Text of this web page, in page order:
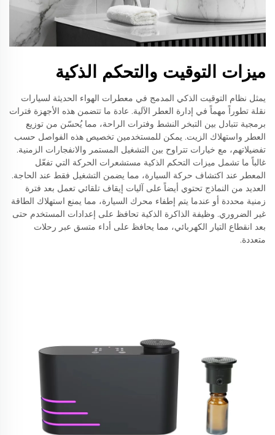
ميزات التوقيت والتحكم الذكية
يمثل نظام التوقيت الذكي المدمج في معطرات الهواء الحديثة لسيارات
نقلة تطوراً مهماً في إدارة العطر الآلية. عادة ما تتضمن هذه الأجهزة فترات
برمجية تتبادل بين التبخر النشط وفترات الراحة، مما يُحسّن من توزيع
العطر واستهلاك الزيت. يمكن للمستخدمين تخصيص هذه الفواصل حسب
تفضيلاتهم، مع خيارات تتراوح بين التشغيل المستمر والانفجارات الزمنية.
غالباً ما تشمل ميزات التحكم الذكية مستشعرات الحركة التي تفعّل
المعطر عند اكتشاف حركة السيارة، مما يضمن التشغيل فقط عند الحاجة.
العديد من النماذج تحتوي أيضاً على آليات إيقاف تلقائي تعمل بعد فترة
زمنية محددة أو عندما يتم إطفاء محرك السيارة، مما يمنع استهلاك الطاقة
غير الضروري. وظيفة الذاكرة الذكية تحافظ على إعدادات المستخدم حتى
بعد انقطاع التيار الكهربائي، مما يحافظ على أداء متسق عبر رحلات
متعددة.